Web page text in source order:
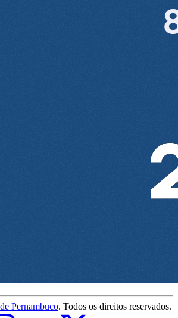
Pernambuco. Todos os direitos reservados.